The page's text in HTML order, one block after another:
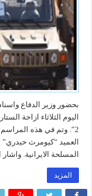
بحضور وزير الدفاع
اليوم الثلاثاء ازاحة
2”. وتم في هذه المراسم
المسلحة الايرانية. واشار
المزيد